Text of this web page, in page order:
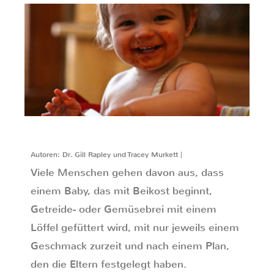
Autoren: Dr. Gill Rapley und Tracey Murkett |
Viele Menschen gehen davon aus, dass
einem Baby, das mit Beikost beginnt,
Getreide- oder Gemüsebrei mit einem
Löffel gefüttert wird, mit nur jeweils einem
Geschmack zurzeit und nach einem Plan,
den die Eltern festgelegt haben.